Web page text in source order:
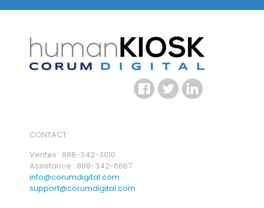
CONTACT
Ventes : 888-342-3010
Assistance : 888-342-6667
info@corumdigital.com
support@corumdigital.com